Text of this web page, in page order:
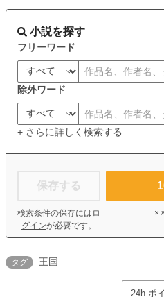
小説を探す
フリーワード
除外ワード
+ さらに詳しく検索する
保存する
検索条件の保存には ロ
グインが必要です。
×
タグ 王国